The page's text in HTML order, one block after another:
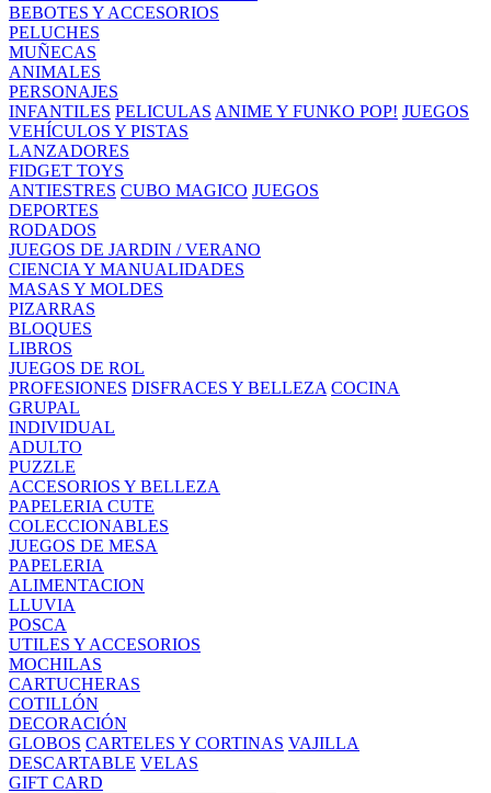
BEBOTES Y ACCESORIOS
PELUCHES
MUÑECAS
ANIMALES
PERSONAJES
INFANTILES PELICULAS ANIME Y FUNKO POP! JUEGOS
VEHÍCULOS Y PISTAS
LANZADORES
FIDGET TOYS
ANTIESTRES CUBO MAGICO JUEGOS
DEPORTES
RODADOS
JUEGOS DE JARDIN / VERANO
CIENCIA Y MANUALIDADES
MASAS Y MOLDES
PIZARRAS
BLOQUES
LIBROS
JUEGOS DE ROL
PROFESIONES DISFRACES Y BELLEZA COCINA
GRUPAL
INDIVIDUAL
ADULTO
PUZZLE
ACCESORIOS Y BELLEZA
PAPELERIA CUTE
COLECCIONABLES
JUEGOS DE MESA
PAPELERIA
ALIMENTACION
LLUVIA
POSCA
UTILES Y ACCESORIOS
MOCHILAS
CARTUCHERAS
COTILLÓN
DECORACIÓN
GLOBOS CARTELES Y CORTINAS VAJILLA
DESCARTABLE VELAS
GIFT CARD